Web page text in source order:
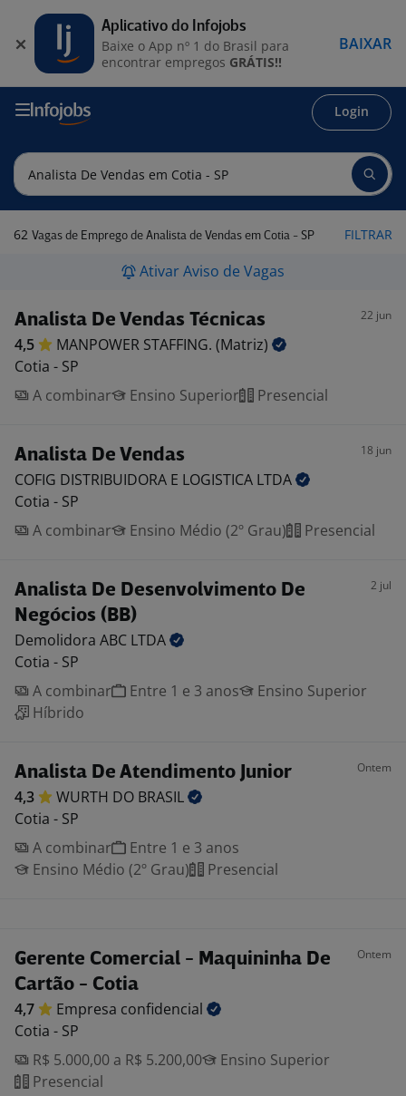
Login
62 Vagas de Emprego de Analista de Vendas em Cotia - SP FILTRAR
Ativar Aviso de Vagas
Analista De Vendas Técnicas 22 jun
4,5 MANPOWER STAFFING. (Matriz)
Cotia - SP
A combinar
Ensino Superior Presencial
Analista De Vendas 18 jun
COFIG DISTRIBUIDORA E LOGISTICA LTDA
Cotia - SP
A combinar
Ensino Médio (2º Grau) Presencial
Analista De Desenvolvimento De
Negócios (BB)
2 jul
Demolidora ABC LTDA
Cotia - SP
A combinar
Entre 1 e 3 anos
Ensino Superior
Híbrido
Analista De Atendimento Junior Ontem
4,3 WURTH DO BRASIL
Cotia - SP
A combinar
Entre 1 e 3 anos
Ensino Médio (2º Grau)
Presencial
Gerente Comercial - Maquininha De
Cartão - Cotia
Ontem
4,7 Empresa confidencial
Cotia - SP
R$ 5.000,00 a R$ 5.200,00
Ensino Superior
Presencial
Aplicativo do Infojobs
Baixe o App nº 1 do Brasil para
encontrar empregos GRÁTIS!!
BAIXAR